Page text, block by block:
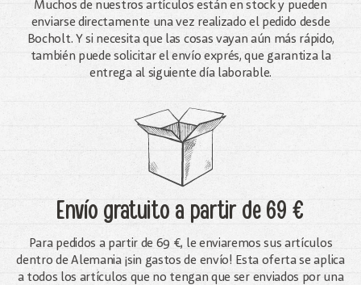
Muchos de nuestros artículos están en stock y pueden
enviarse directamente una vez realizado el pedido desde
Bocholt. Y si necesita que las cosas vayan aún más rápido,
también puede solicitar el envío exprés, que garantiza la
entrega al siguiente día laborable.
Envío gratuitoa partir de 69 €
Para pedidos a partir de 69 €, le enviaremos sus artículos
dentro de Alemania ¡sin gastos de envío! Esta oferta se aplica
a todos los artículos que no tengan que ser enviados por una